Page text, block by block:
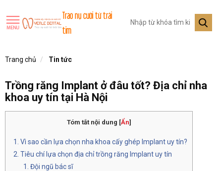
Trao nụ cười từ trái
tim
Trang chủ Tin tức
Trồng răng Implant ở đâu tốt? Địa chỉ nha
khoa uy tín tại Hà Nội
Tóm tắt nội dung [Ẩn]
Vì sao cần lựa chọn nha khoa cấy ghép Implant uy tín?
Tiêu chí lựa chọn địa chỉ trồng răng Implant uy tín
Đội ngũ bác sĩ